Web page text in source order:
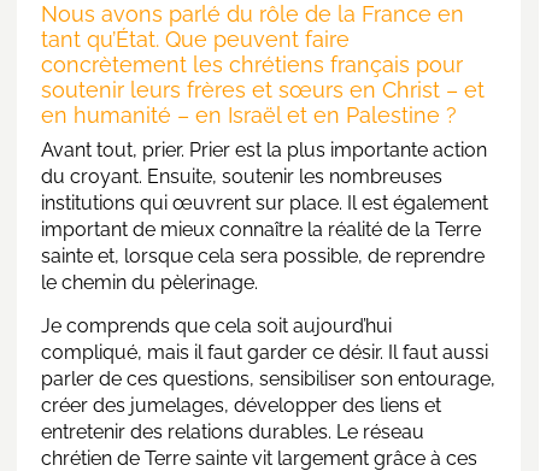
Nous avons parlé du rôle de la France en
tant qu’État. Que peuvent faire
concrètement les chrétiens français pour
soutenir leurs frères et sœurs en Christ – et
en humanité – en Israël et en Palestine ?
Avant tout, prier. Prier est la plus importante action
du croyant. Ensuite, soutenir les nombreuses
institutions qui œuvrent sur place. Il est également
important de mieux connaître la réalité de la Terre
sainte et, lorsque cela sera possible, de reprendre
le chemin du pèlerinage.
Je comprends que cela soit aujourd’hui
compliqué, mais il faut garder ce désir. Il faut aussi
parler de ces questions, sensibiliser son entourage,
créer des jumelages, développer des liens et
entretenir des relations durables. Le réseau
chrétien de Terre sainte vit largement grâce à ces